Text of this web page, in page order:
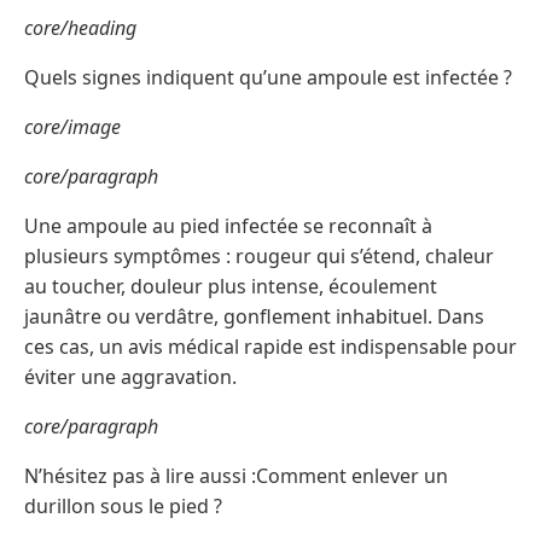
core/heading
Quels signes indiquent qu’une ampoule est infectée ?
core/image
core/paragraph
Une ampoule au pied infectée se reconnaît à
plusieurs symptômes : rougeur qui s’étend, chaleur
au toucher, douleur plus intense, écoulement
jaunâtre ou verdâtre, gonflement inhabituel. Dans
ces cas, un avis médical rapide est indispensable pour
éviter une aggravation.
core/paragraph
N’hésitez pas à lire aussi :Comment enlever un
durillon sous le pied ?